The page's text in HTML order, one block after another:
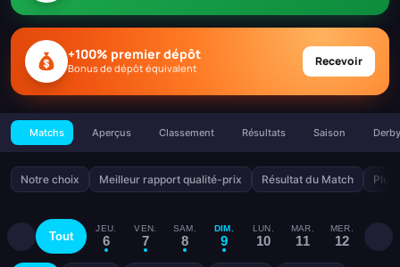
+100% premier dépôt
Bonus de dépôt équivalent Recevoir
Matchs Aperçus Classement Résultats Saison
Notre choix Meilleur rapport qualité-prix Résultat du Match Plus
Tout
JEU.
6
VEN.
7
SAM.
8
DIM.
9
LUN.
10
MAR.
11
MER.
12
JEU.